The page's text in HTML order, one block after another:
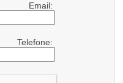
Email:
Telefone: